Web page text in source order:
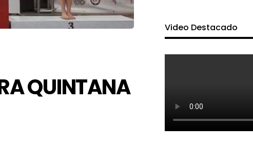
QUINTANA
Video Destacado